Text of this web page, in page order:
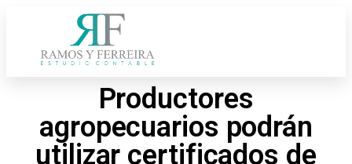
Productores
agropecuarios podrán
utilizar certificados de